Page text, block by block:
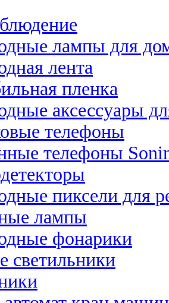
лампы для
лента
пленка
аксессуары
телефоны
телефоны
пиксели для
лампы
фонарики
светильники